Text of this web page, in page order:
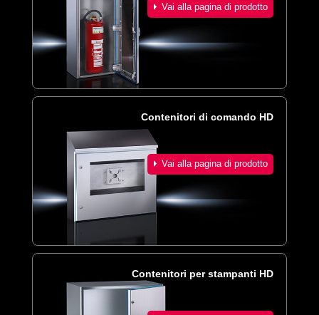
Vai alla pagina di prodotto
Contenitori di comando HD
Vai alla pagina di prodotto
Contenitori per stampanti HD